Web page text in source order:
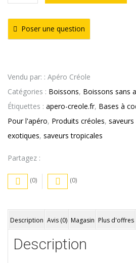
de
Boisson
Cerise
Royal
Poser une question
Vendu par: : Apéro Créole
Catégories : Boissons, Boissons sans
Étiquettes : apero-creole.fr, Bases à
Pour l'apéro, Produits créoles, saveurs
exotiques, saveurs tropicales
Partagez :
(0) (0)
Description Avis (0) Magasin Plus d'offres
Description